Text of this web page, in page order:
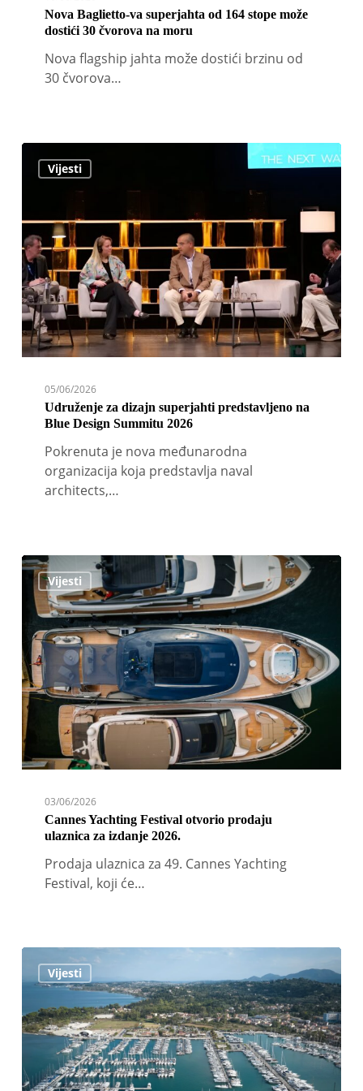
Nova Baglietto-va superjahta od 164 stope može
dostići 30 čvorova na moru
Nova flagship jahta može dostići brzinu od
30 čvorova…
Vijesti
predstavljeno
na
Blue
Design
Summitu
2026
05/06/2026
Udruženje za dizajn superjahti predstavljeno na
Blue Design Summitu 2026
Pokrenuta je nova međunarodna
organizacija koja predstavlja naval
architects,…
Vijesti
Cannes
Yachting
Festival
otvorio
prodaju
ulaznica
za
izdanje
2026.
03/06/2026
Cannes Yachting Festival otvorio prodaju
ulaznica za izdanje 2026.
Prodaja ulaznica za 49. Cannes Yachting
Festival, koji će…
Vijesti
Završena
obnova
najveće
marine
na
vrijedna